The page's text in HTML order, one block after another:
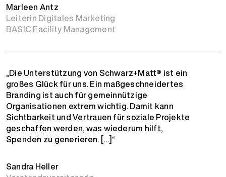
Marleen Antz
Leiterin Digitales Marketing
BASIC Facility Management
„Die Unterstützung von Schwarz+Matt® ist ein
großes Glück für uns. Ein maßgeschneidertes
Branding ist auch für gemeinnützige
Organisationen extrem wichtig. Damit kann
Sichtbarkeit und Vertrauen für soziale Projekte
geschaffen werden, was wiederum hilft,
Spenden zu generieren. […]“
Sandra Heller